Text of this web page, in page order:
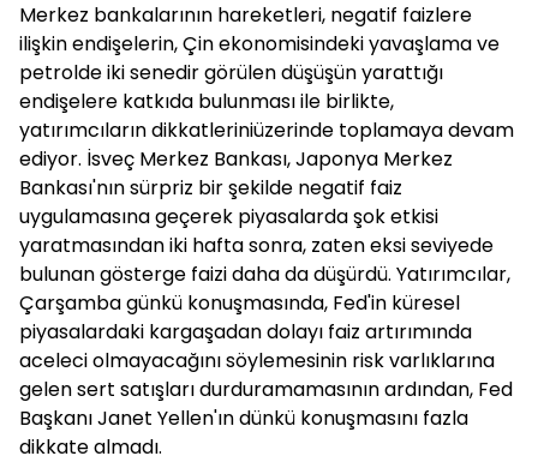
Merkez bankalarının hareketleri, negatif faizlere
ilişkin endişelerin, Çin ekonomisindeki yavaşlama ve
petrolde iki senedir görülen düşüşün yarattığı
endişelere katkıda bulunması ile birlikte,
yatırımcıların dikkatleriniüzerinde toplamaya devam
ediyor. İsveç Merkez Bankası, Japonya Merkez
Bankası'nın sürpriz bir şekilde negatif faiz
uygulamasına geçerek piyasalarda şok etkisi
yaratmasından iki hafta sonra, zaten eksi seviyede
bulunan gösterge faizi daha da düşürdü. Yatırımcılar,
Çarşamba günkü konuşmasında, Fed'in küresel
piyasalardaki kargaşadan dolayı faiz artırımında
aceleci olmayacağını söylemesinin risk varlıklarına
gelen sert satışları durduramamasının ardından, Fed
Başkanı Janet Yellen'ın dünkü konuşmasını fazla
dikkate almadı.